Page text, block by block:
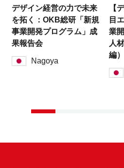
デザイン経営の力で未来
を拓く：OKB総研「新規
事業開発プログラム」成
果報告会
Nagoya
【
目
業
人
編）